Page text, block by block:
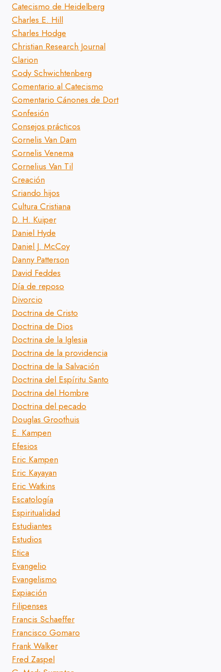
Catecismo de Heidelberg
Charles E. Hill
Charles Hodge
Christian Research Journal
Clarion
Cody Schwichtenberg
Comentario al Catecismo
Comentario Cánones de Dort
Confesión
Consejos prácticos
Cornelis Van Dam
Cornelis Venema
Cornelius Van Til
Creación
Criando hijos
Cultura Cristiana
D. H. Kuiper
Daniel Hyde
Daniel J. McCoy
Danny Patterson
David Feddes
Día de reposo
Divorcio
Doctrina de Cristo
Doctrina de Dios
Doctrina de la Iglesia
Doctrina de la providencia
Doctrina de la Salvación
Doctrina del Espíritu Santo
Doctrina del Hombre
Doctrina del pecado
Douglas Groothuis
E. Kampen
Efesios
Eric Kampen
Eric Kayayan
Eric Watkins
Escatología
Espiritualidad
Estudiantes
Estudios
Etica
Evangelio
Evangelismo
Expiación
Filipenses
Francis Schaeffer
Francisco Gomaro
Frank Walker
Fred Zaspel